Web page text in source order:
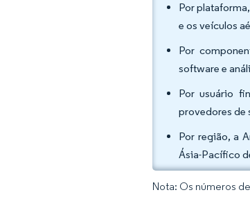
Por
e os veículos
Por
software e
Por usuário
provedores de
Por região, a
Ásia-Pacífico
Nota: Os números